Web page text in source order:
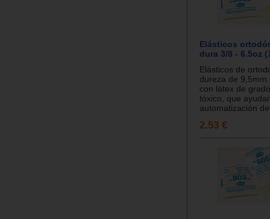
Elásticos
dura 3/8 - 6.5oz
Elásticos de
dureza de 9,5mm
con látex de
tóxico, que
automatización
2.53 €